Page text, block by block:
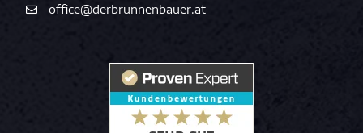
office@derbrunnenbauer.at